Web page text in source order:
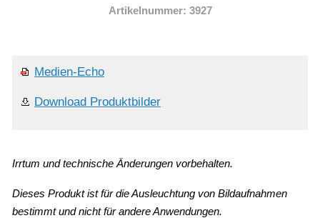
Artikelnummer: 3927
Medien-Echo
Download Produktbilder
Irrtum und technische Änderungen vorbehalten.
Dieses Produkt ist für die Ausleuchtung von Bildaufnahmen
bestimmt und nicht für andere Anwendungen.